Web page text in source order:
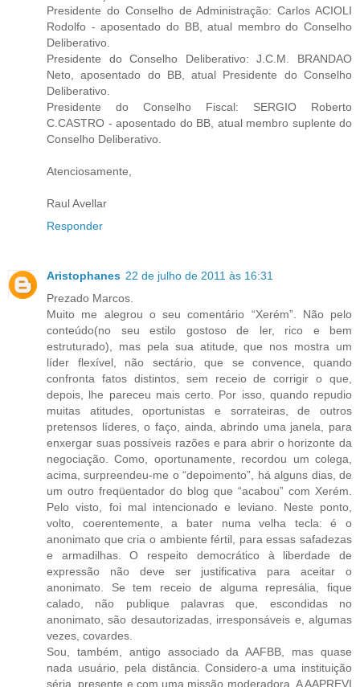
Presidente do Conselho de Administração: Carlos ACIOLI
Rodolfo - aposentado do BB, atual membro do Conselho
Deliberativo.
Presidente do Conselho Deliberativo: J.C.M. BRANDAO
Neto, aposentado do BB, atual Presidente do Conselho
Deliberativo.
Presidente do Conselho Fiscal: SERGIO Roberto
C.CASTRO - aposentado do BB, atual membro suplente do
Conselho Deliberativo.
Atenciosamente,
Raul Avellar
Responder
Aristophanes 22 de julho de 2011 às 16:31
Prezado Marcos.
Muito me alegrou o seu comentário “Xerém”. Não pelo
conteúdo(no seu estilo gostoso de ler, rico e bem
estruturado), mas pela sua atitude, que nos mostra um
líder flexível, não sectário, que se convence, quando
confronta fatos distintos, sem receio de corrigir o que,
depois, lhe pareceu mais certo. Por isso, quando repudio
muitas atitudes, oportunistas e sorrateiras, de outros
pretensos líderes, o faço, ainda, abrindo uma janela, para
enxergar suas possíveis razões e para abrir o horizonte da
negociação. Como, oportunamente, recordou um colega,
acima, surpreendeu-me o “depoimento”, há alguns dias, de
um outro freqüentador do blog que “acabou” com Xerém.
Pelo visto, foi mal intencionado e leviano. Neste ponto,
volto, coerentemente, a bater numa velha tecla: é o
anonimato que cria o ambiente fértil, para essas safadezas
e armadilhas. O respeito democrático à liberdade de
expressão não deve ser justificativa para aceitar o
anonimato. Se tem receio de alguma represália, fique
calado, não publique palavras que, escondidas no
anonimato, são desautorizadas, irresponsáveis e, algumas
vezes, covardes.
Sou, também, antigo associado da AAFBB, mas quase
nada usuário, pela distância. Considero-a uma instituição
séria, presente e com uma missão moderadora. A AAPREVI